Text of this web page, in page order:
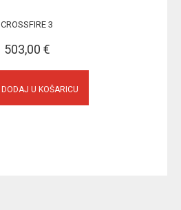
CROSSFIRE 3
503,00 €
DODAJ U KOŠARICU